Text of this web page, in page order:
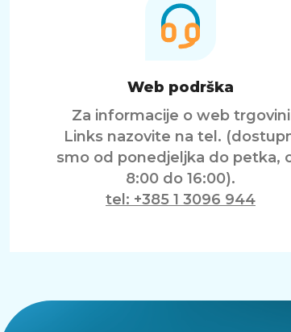
Web podrška
Za informacije o web trgovini
Links nazovite na tel.
smo od ponedjeljka do petka,
8:00 do 16:00).
tel: +385 1 3096 944